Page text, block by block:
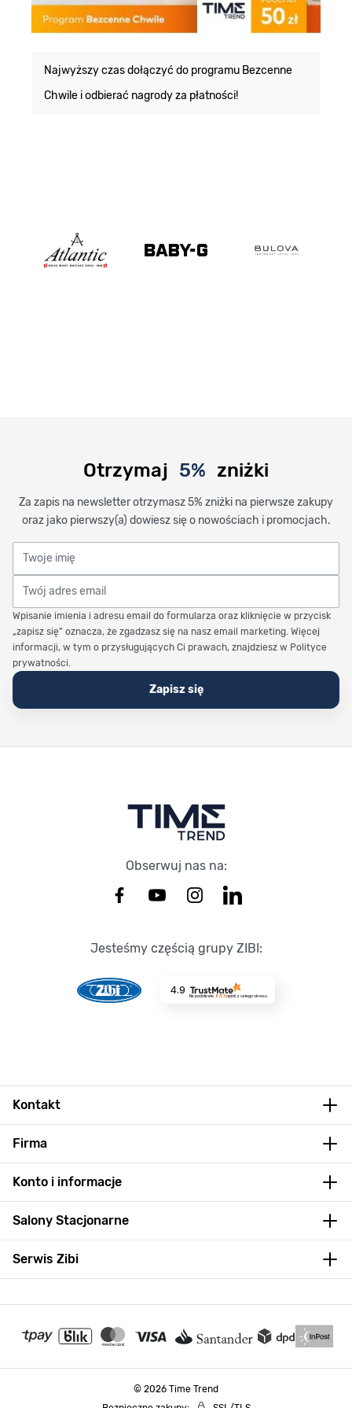
Najwyższy czas dołączyć do programu Bezcenne
Chwile i odbierać nagrody za płatności!
Otrzymaj 5% zniżki
Za zapis na newsletter otrzymasz 5% zniżki na pierwsze zakupy
oraz jako pierwszy(a) dowiesz się o nowościach i promocjach.
Twoje imię
Twój adres email
Wpisanie imienia i adresu email do formularza oraz kliknięcie w przycisk
„zapisz się” oznacza, że zgadzasz się na nasz email marketing. Więcej
informacji, w tym o przysługujących Ci prawach, znajdziesz w Polityce
prywatności.
Zapisz się
Obserwuj nas na:
Jesteśmy częścią grupy ZIBI:
4.9
Na podstawie 8725opinii z całego okresu
Kontakt
Firma
Konto i informacje
Salony Stacjonarne
Serwis Zibi
© 2026 Time Trend